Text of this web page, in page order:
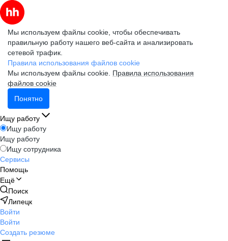
Мы используем файлы cookie, чтобы обеспечивать
правильную работу нашего веб-сайта и анализировать
сетевой трафик.
Правила использования файлов cookie
Мы используем файлы cookie. Правила использования
файлов cookie
Понятно
Ищу работу
Ищу работу
Ищу работу
Ищу сотрудника
Сервисы
Помощь
Ещё
Поиск
Липецк
Войти
Войти
Создать резюме